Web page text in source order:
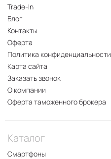
Trade-In
Блог
Контакты
Оферта
Политика конфиденциальности
Карта сайта
Заказать звонок
О компании
Оферта таможенного брокера
Каталог
Смартфоны